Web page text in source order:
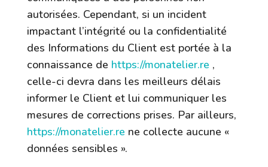
autorisées. Cependant, si un incident
impactant l’intégrité ou la confidentialité
des Informations du Client est portée à la
connaissance de https://monatelier.re ,
celle-ci devra dans les meilleurs délais
informer le Client et lui communiquer les
mesures de corrections prises. Par ailleurs,
https://monatelier.re ne collecte aucune «
données sensibles ».